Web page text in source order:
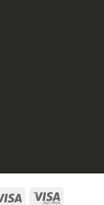
Visa Visa